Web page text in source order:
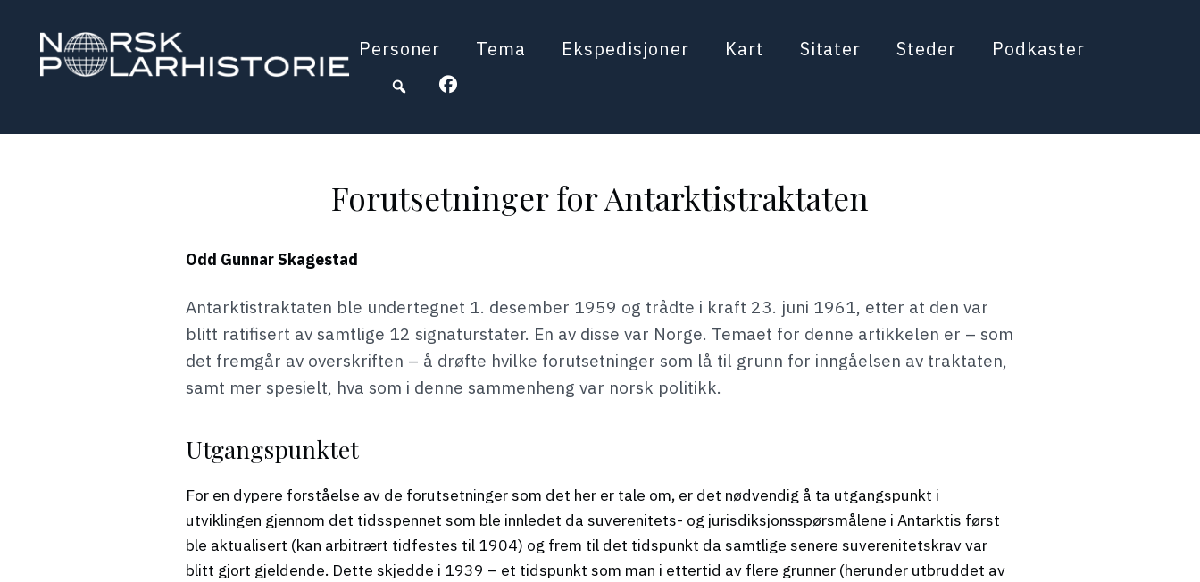
hovedinnholdet
Personer Tema Ekspedisjoner Kart Sitater Steder Podkaster
Forutsetninger for Antarktistraktaten
Odd Gunnar Skagestad
Antarktistraktaten ble undertegnet 1. desember 1959 og trådte i kraft 23. juni 1961, etter at den var
blitt ratifisert av samtlige 12 signaturstater. En av disse var Norge. Temaet for denne artikkelen er – som
det fremgår av overskriften – å drøfte hvilke forutsetninger som lå til grunn for inngåelsen av traktaten,
samt mer spesielt, hva som i denne sammenheng var norsk politikk.
Utgangspunktet
For en dypere forståelse av de forutsetninger som det her er tale om, er det nødvendig å ta utgangspunkt i
utviklingen gjennom det tidsspennet som ble innledet da suverenitets- og jurisdiksjonsspørsmålene i Antarktis først
ble aktualisert (kan arbitrært tidfestes til 1904) og frem til det tidspunkt da samtlige senere suverenitetskrav var
blitt gjort gjeldende. Dette skjedde i 1939 – et tidspunkt som man i ettertid av flere grunner (herunder utbruddet av